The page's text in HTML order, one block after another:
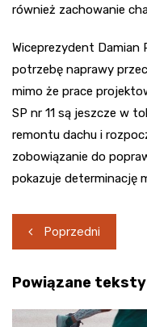
również zachowanie
Wiceprezydent Damian
potrzebę naprawy
mimo że prace
SP nr 11 są jeszcze w
remontu dachu i
zobowiązanie do
pokazuje determinację
Nawigacja
wpisu
Poprzedni
Powiązane teksty